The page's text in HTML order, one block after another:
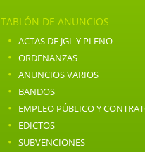
TABLÓN DE ANUNCIOS
· ACTAS DE JGL Y PLENO
· ORDENANZAS
· ANUNCIOS VARIOS
· BANDOS
· EMPLEO PÚBLICO Y
· EDICTOS
· SUBVENCIONES